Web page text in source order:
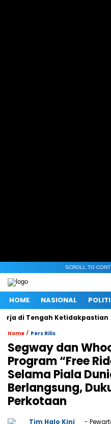
SCROLL TO
HOME NASIONAL
Tengah Ketidakpastian
Home / Pers Rilis
Segway dan
Program “Free
Selama Piala
Berlangsung,
Perkotaan
Tim Halo Kini
-